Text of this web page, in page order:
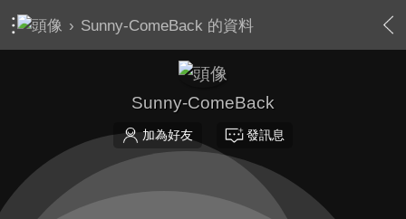
› Sunny-ComeBack 的資料
Sunny-ComeBack
加為好友 發訊息